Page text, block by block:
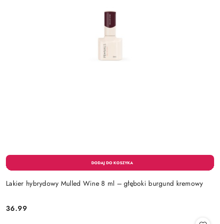
Lakier hybrydowy Mulled Wine 8 ml – głęboki burgund kremowy
Cena:
36.99